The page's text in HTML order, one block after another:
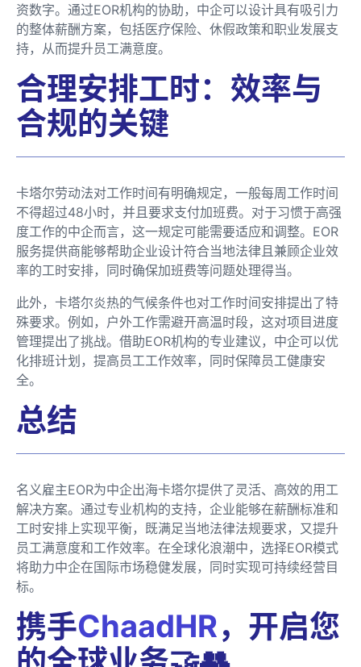
资数字。通过EOR机构的协助，中企可以设计具有吸引力
的整体薪酬方案，包括医疗保险、休假政策和职业发展支
持，从而提升员工满意度。
合理安排工时：效率与
合规的关键
卡塔尔劳动法对工作时间有明确规定，一般每周工作时间
不得超过48小时，并且要求支付加班费。对于习惯于高强
度工作的中企而言，这一规定可能需要适应和调整。EOR
服务提供商能够帮助企业设计符合当地法律且兼顾企业效
率的工时安排，同时确保加班费等问题处理得当。
此外，卡塔尔炎热的气候条件也对工作时间安排提出了特
殊要求。例如，户外工作需避开高温时段，这对项目进度
管理提出了挑战。借助EOR机构的专业建议，中企可以优
化排班计划，提高员工工作效率，同时保障员工健康安
全。
总结
名义雇主EOR为中企出海卡塔尔提供了灵活、高效的用工
解决方案。通过专业机构的支持，企业能够在薪酬标准和
工时安排上实现平衡，既满足当地法律法规要求，又提升
员工满意度和工作效率。在全球化浪潮中，选择EOR模式
将助力中企在国际市场稳健发展，同时实现可持续经营目
标。
携手ChaadHR，开启您